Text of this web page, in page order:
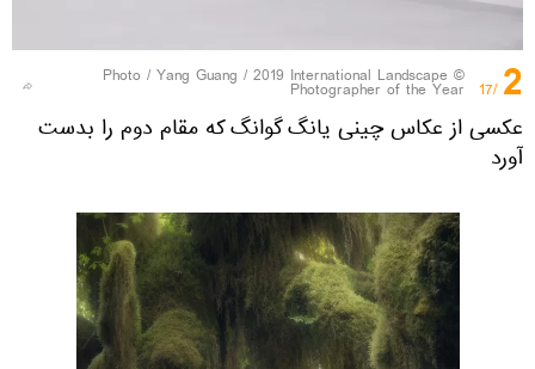
2
/17
© Photo /
Yang Guang / 2019 International Landscape
Photographer of the Year
عکسی از عکاس چینی یانگ گوانگ که مقام دوم را بدست
آورد